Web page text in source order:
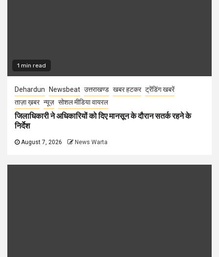
1 min read
Dehardun Newsbeat उत्तराखण्ड खबर हटकर ट्रेंडिंग खबरें
ताज़ा ख़बर न्यूज़ सोशल मीडिया वायरल
जिलाधिकारी ने अधिकारियों को दिए मानसून के दौरान सतर्क रहने के
निर्देश
August 7, 2026 News Warta